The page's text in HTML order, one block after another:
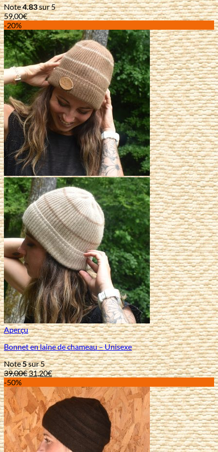
Note4.83sur 5
59,00€
-20%
Aperçu
Bonnet en laine de chameau – Unisexe
Note5sur 5
39,00€Le
initial
était :
39,00€.
31,20€Le
actuel
est :
31,20€.
-50%